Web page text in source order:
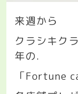
来週から
クラシキク
年の.
「Fortune